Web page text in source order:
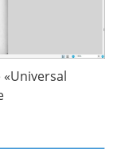
«Universal